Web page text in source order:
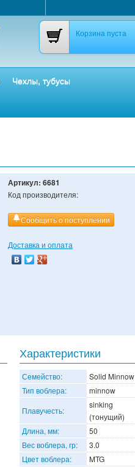
Корзина пуста
Чехлы, тубусы
Артикул: 6681
Код производителя:
Сообщить о поступлении
Доставка и оплата
Характеристики
Семейство:
Solid Minnow
Тип воблера:
minnow
Плавучесть:
sinking
(тонущий)
Длина, мм:
50
Вес воблера, гр:
3.0
Цвет воблера:
MTG